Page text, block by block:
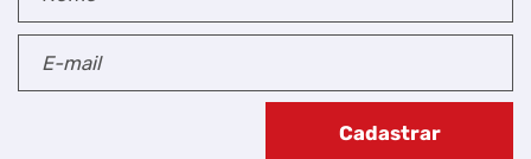
Cadastrar